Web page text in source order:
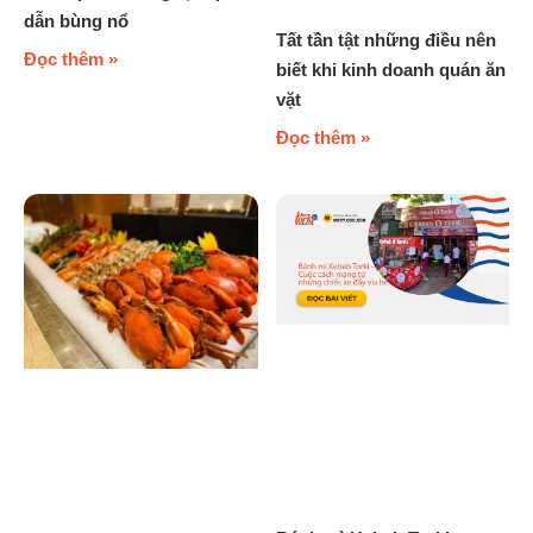
dẫn bùng nổ
Đọc thêm »
Tất tần tật những điều nên
biết khi kinh doanh quán ăn
vặt
Đọc thêm »